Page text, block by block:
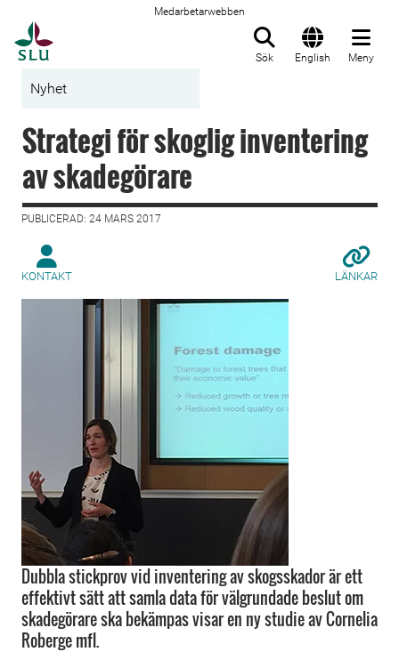
Medarbetarwebben
Sök English Meny
Nyhet
Strategi för skoglig inventering
av skadegörare
PUBLICERAD: 24 MARS 2017
KONTAKT LÄNKAR
Dubbla stickprov vid inventering av skogsskador är ett
effektivt sätt att samla data för välgrundade beslut om
skadegörare ska bekämpas visar en ny studie av Cornelia
Roberge mfl.